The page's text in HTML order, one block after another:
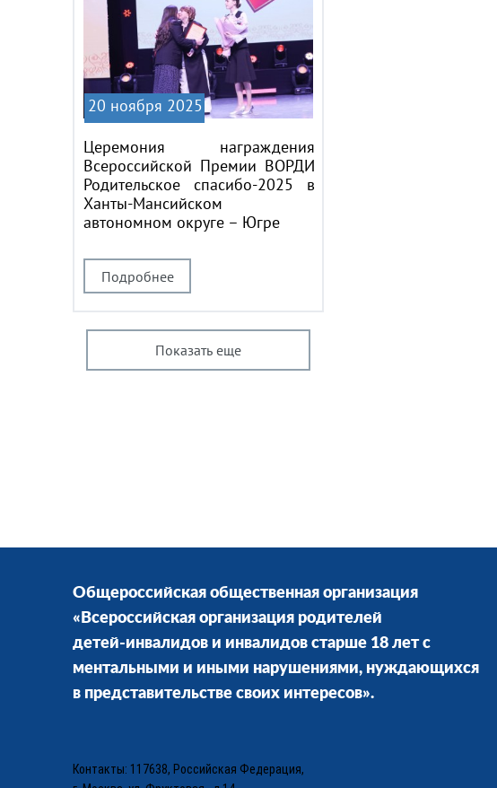
Подробнее
Церемония награждения
Всероссийской Премии ВОРДИ
Родительское спасибо-2025 в
Ханты-Мансийском
автономном округе – Югре
20 ноября 2025
Показать еще
Общероссийская общественная организация
«Всероссийская организация родителей
детей-инвалидов и инвалидов старше 18 лет с
ментальными и иными нарушениями, нуждающихся
в представительстве своих интересов».
Контакты: 117638, Российская Федерация,